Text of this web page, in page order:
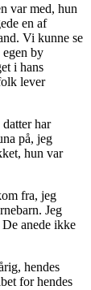
var med, hun
en af
Vi kunne se
by
i hans
lever
har
på, jeg
hun var
fra, jeg
Jeg
De anede ikke
hendes
for hendes